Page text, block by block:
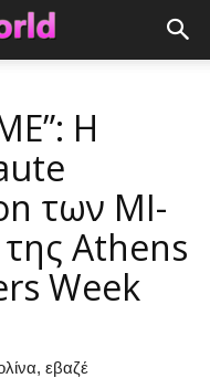
Η
των MI-
Athens
Week
εβαζέ